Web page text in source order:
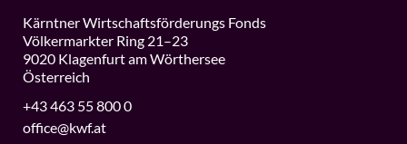
Kärntner Wirtschaftsförderungs Fonds
Völkermarkter Ring 21–23
9020 Klagenfurt am Wörthersee
Österreich
+43 463 55 800 0
office@kwf.at